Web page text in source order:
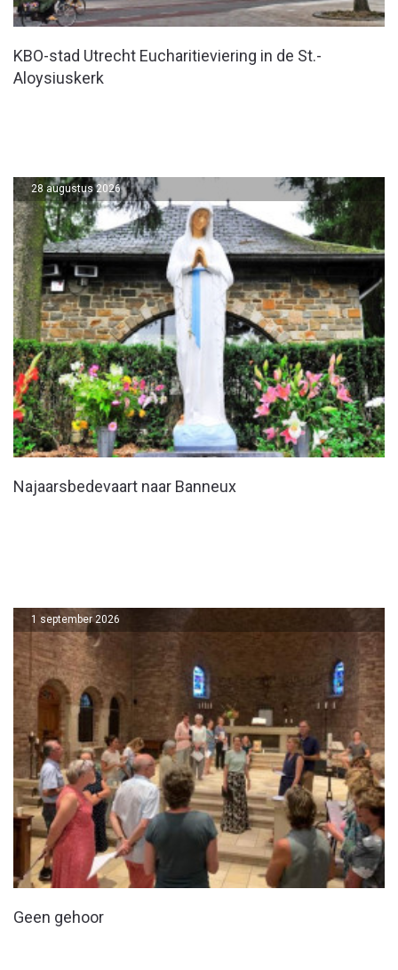
KBO-stad Utrecht Eucharitieviering in de St.-
Aloysiuskerk
Najaarsbedevaart naar Banneux
28 augustus 2026
Geen gehoor
1 september 2026